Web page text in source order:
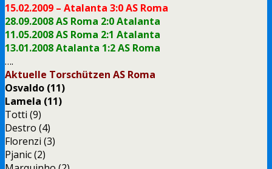
15.02.2009 – Atalanta 3:0 AS Roma
28.09.2008 AS Roma 2:0 Atalanta
11.05.2008 AS Roma 2:1 Atalanta
13.01.2008 Atalanta 1:2 AS Roma
….
Aktuelle Torschützen AS Roma
Osvaldo (11)
Lamela (11)
Totti (9)
Destro (4)
Florenzi (3)
Pjanic (2)